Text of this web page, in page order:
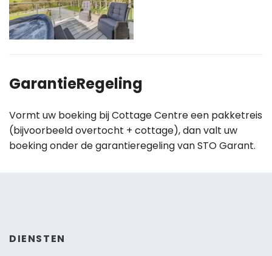
GarantieRegeling
Vormt uw boeking bij Cottage Centre een pakketreis
(bijvoorbeeld overtocht + cottage), dan valt uw
boeking onder de garantieregeling van STO Garant.
DIENSTEN